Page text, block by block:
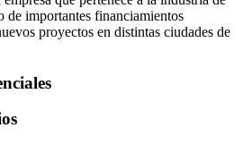
importantes financiamientos
proyectos en distintas ciudades de